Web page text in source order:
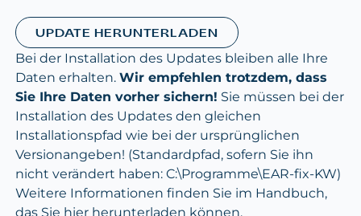
UPDATE HERUNTERLADEN
Bei der Installation des Updates bleiben alle Ihre
Daten erhalten. Wir empfehlen trotzdem, dass
Sie Ihre Daten vorher sichern! Sie müssen bei der
Installation des Updates den gleichen
Installationspfad wie bei der ursprünglichen
Versionangeben! (Standardpfad, sofern Sie ihn
nicht verändert haben: C:\Programme\EAR-fix-KW)
Weitere Informationen finden Sie im Handbuch,
das Sie hier herunterladen können.